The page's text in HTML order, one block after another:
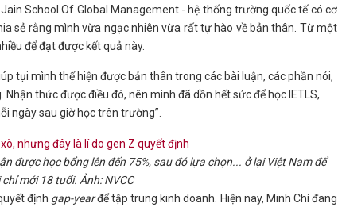
School Of Global Management - hệ thống trường quốc tế có cơ
sẻ rằng mình vừa ngạc nhiên vừa rất tự hào về bản thân. Từ một
để đạt được kết quả này.
tụi mình thể hiện được bản thân trong các bài luận, các phần nói,
thức được điều đó, nên mình đã dồn hết sức để học IETLS,
ngày sau giờ học trên trường”.
được học bổng lên đến 75%, sau đó lựa chọn... ở lại Việt Nam để
mới 18 tuổi. Ảnh: NVCC
định gap-yearđể tập trung kinh doanh. Hiện nay, Minh Chí đang